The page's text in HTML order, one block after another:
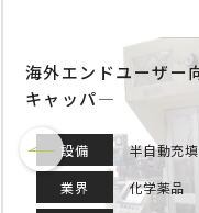
海外エンドユーザー
キャッパ―
設備
半自動充
業界
化学薬品